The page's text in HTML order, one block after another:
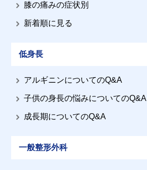
膝の痛みの症状別
新着順に見る
低身長
アルギニンについてのQ&A
子供の身長の悩みについてのQ&A
成長期についてのQ&A
一般整形外科